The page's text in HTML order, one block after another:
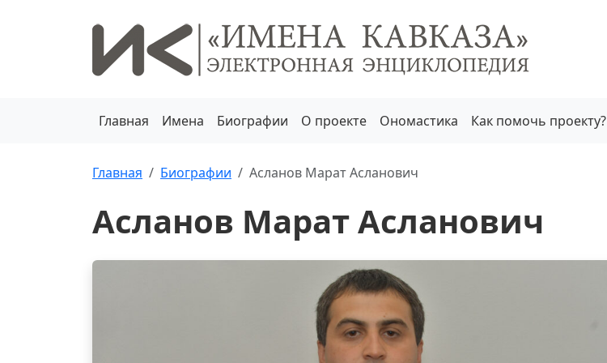
Главная Имена Биографии О проекте Ономастика Как помочь проекту?
Главная Биографии Асланов Марат Асланович
Асланов Марат Асланович